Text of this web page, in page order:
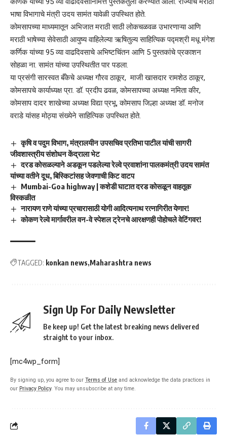
भाषा विभागाचे मंत्री उदय सामंत यावेळी उपस्थित होते.
कोमसापच्या माध्यमातून अभिजात मराठी साठी लोकचळवळ उभारणाऱ्या आणि
मराठी भाषेच्या सेवेसाठी आयुष्य वाहिलेल्या ऋषितुल्य साहित्यिक पद्मश्री मधू मंगेश
कर्णिक यांच्या 95 व्या वाढदिवसाचे अभिष्टचिंतन आणि 5 पुस्तकांचे प्रकाशन
सोहळा ना. सामंत यांच्या उपस्थितीत पार पडला.
या प्रसंगी सारस्वत बँकेचे अध्यक्ष गौरव ठाकूर, माजी खासदार रामशेठ ठाकूर,
कोमसापचे कार्याध्यक्ष प्रा. डॉ. प्रदीप ढवळ, कोमसापच्या अध्यक्ष नमिता कीर,
कोमसाप दादर शाखेच्या अध्यक्ष विद्या प्रभू, कोमसाप जिल्हा अध्यक्ष डॉ. मनोज
वराडे यांसह मोठ्या संख्येने साहित्यिक उपस्थित होते.
कृषि व पदुम विभाग, मंत्रालयीन उपसचिव प्रतिभा पाटील यांची सागरी
जीवशास्त्रीय संशोधन केंद्राला भेट
दरड कोसळल्याने अडकून पडलेल्या रेल्वे प्रवाशांना पालकमंत्री उदय सामंत
यांच्या वतीने दूध, बिस्किटांसह जेवणाची किट वाटप
Mumbai-Goa highway | कशेडी घाटात दरड कोसळून वाहतूक
विस्कळीत
नारायण राणे यांच्या प्रचारासाठी योगी आदित्यनाथ रत्नागिरीत येणार!
कोकण रेल्वे मार्गावरील वन-वे स्पेशल ट्रेनचे आरक्षणही पोहोचले वेटिंगवर!
TAGGED: konkan news Maharashtra news
Sign Up For Daily Newsletter
Be keep up! Get the latest breaking news delivered
straight to your inbox.
[mc4wp_form]
By signing up, you agree to our Terms of Use and acknowledge the data practices in
our Privacy Policy. You may unsubscribe at any time.